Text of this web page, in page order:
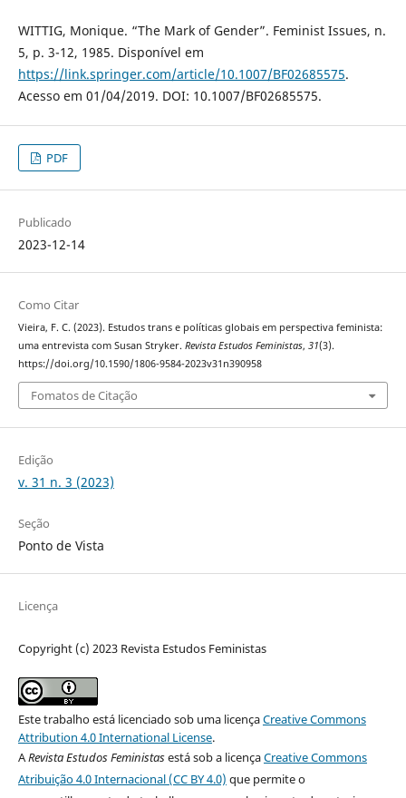
WITTIG, Monique. “The Mark of Gender”. Feminist Issues, n.
5, p. 3-12, 1985. Disponível em
https://link.springer.com/article/10.1007/BF02685575.
Acesso em 01/04/2019. DOI: 10.1007/BF02685575.
PDF
Publicado
2023-12-14
Como Citar
Vieira, F. C. (2023). Estudos trans e políticas globais em perspectiva feminista:
uma entrevista com Susan Stryker. Revista Estudos Feministas, 31(3).
https://doi.org/10.1590/1806-9584-2023v31n390958
Fomatos de Citação
Edição
v. 31 n. 3 (2023)
Seção
Ponto de Vista
Licença
Copyright (c) 2023 Revista Estudos Feministas
Este trabalho está licenciado sob uma licençaCreative Commons
Attribution 4.0 International License.
ARevista Estudos Feministasestá sob a licençaCreative Commons
Atribuição 4.0 Internacional (CC BY 4.0) que permite o